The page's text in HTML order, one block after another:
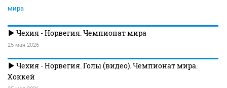
мира
Чехия - Норвегия. Чемпионат мира
25 мая 2026
Чехия - Норвегия. Голы (видео). Чемпионат мира.
Хоккей